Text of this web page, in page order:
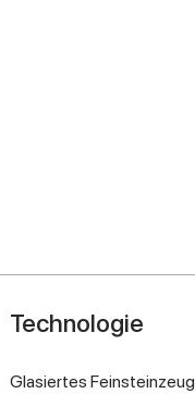
Technologie
Glasiertes Feinsteinzeug